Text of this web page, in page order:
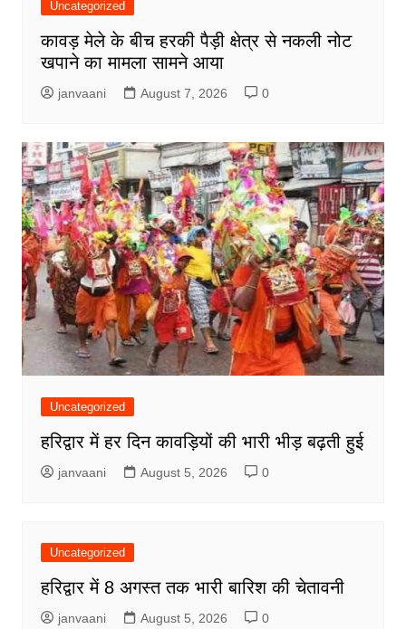
Uncategorized
कावड़ मेले के बीच हरकी पैड़ी क्षेत्र से नकली नोट
खपाने का मामला सामने आया
janvaani August 7, 2026 0
Uncategorized
हरिद्वार में हर दिन कावड़ियों की भारी भीड़ बढ़ती हुई
janvaani August 5, 2026 0
Uncategorized
हरिद्वार में 8 अगस्त तक भारी बारिश की चेतावनी
janvaani August 5, 2026 0